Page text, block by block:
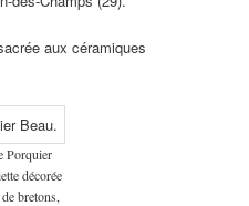
aux céramiques
Porquier
décorée
bretons,